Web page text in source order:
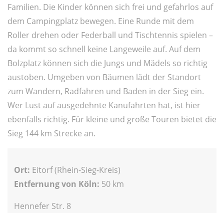
Familien. Die Kinder können sich frei und gefahrlos auf
dem Campingplatz bewegen. Eine Runde mit dem
Roller drehen oder Federball und Tischtennis spielen –
da kommt so schnell keine Langeweile auf. Auf dem
Bolzplatz können sich die Jungs und Mädels so richtig
austoben. Umgeben von Bäumen lädt der Standort
zum Wandern, Radfahren und Baden in der Sieg ein.
Wer Lust auf ausgedehnte Kanufahrten hat, ist hier
ebenfalls richtig. Für kleine und große Touren bietet die
Sieg 144 km Strecke an.
Ort: Eitorf (Rhein-Sieg-Kreis)
Entfernung von Köln: 50 km
Hennefer Str. 8